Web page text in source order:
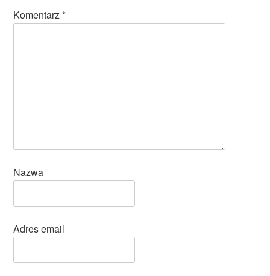
Komentarz*
Nazwa
Adres email